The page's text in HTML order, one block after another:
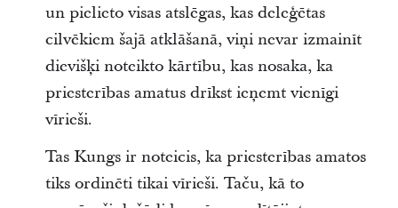
un pielieto visas atslēgas, kas deleģētas
cilvēkiem šajā atklāšanā, viņi nevar izmainīt
dievišķi noteikto kārtību, kas nosaka, ka
priesterības amatus drīkst ieņemt vienīgi
vīrieši.
Tas Kungs ir noteicis, ka priesterības amatos
tiks ordinēti tikai vīrieši. Taču, kā to